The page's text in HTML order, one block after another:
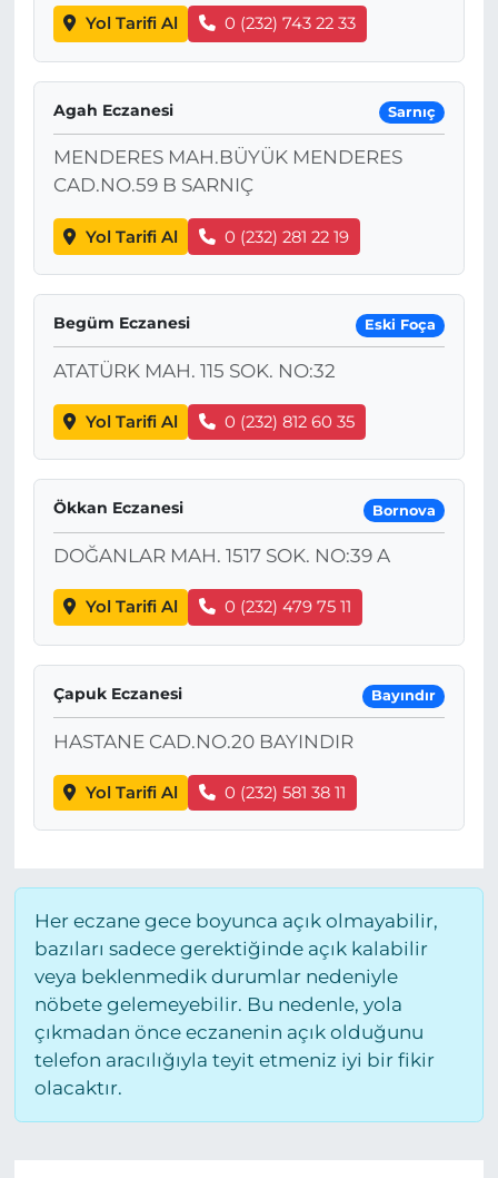
Yol Tarifi Al 0 (232) 743 22 33
Agah Eczanesi Sarnıç
MENDERES MAH.BÜYÜK MENDERES
CAD.NO.59 B SARNIÇ
Yol Tarifi Al 0 (232) 281 22 19
Begüm Eczanesi Eski Foça
ATATÜRK MAH. 115 SOK. NO:32
Yol Tarifi Al 0 (232) 812 60 35
Ökkan Eczanesi Bornova
DOĞANLAR MAH. 1517 SOK. NO:39 A
Yol Tarifi Al 0 (232) 479 75 11
Çapuk Eczanesi Bayındır
HASTANE CAD.NO.20 BAYINDIR
Yol Tarifi Al 0 (232) 581 38 11
Her eczane gece boyunca açık olmayabilir,
bazıları sadece gerektiğinde açık kalabilir
veya beklenmedik durumlar nedeniyle
nöbete gelemeyebilir. Bu nedenle, yola
çıkmadan önce eczanenin açık olduğunu
telefon aracılığıyla teyit etmeniz iyi bir fikir
olacaktır.